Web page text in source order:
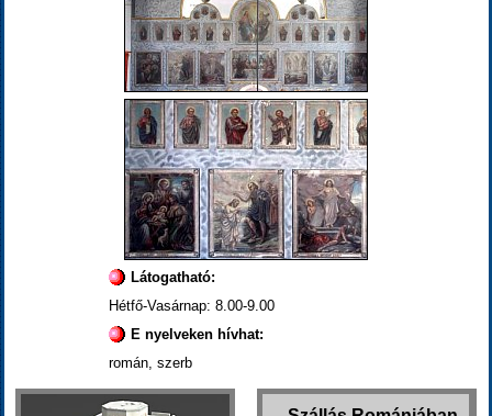
Látogatható:
Hétfő-Vasárnap: 8.00-9.00
E nyelveken hívhat:
román, szerb